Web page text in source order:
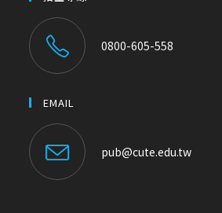
0800-605-558
EMAIL
pub@cute.edu.tw